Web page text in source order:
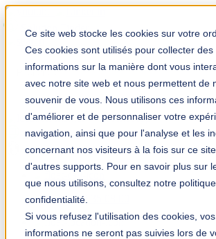
Ce site web stocke les cookies sur votre
Ces cookies sont utilisés pour collecter des
informations sur la manière dont vous
avec notre site web et nous permettent de
souvenir de vous. Nous utilisons ces
d'améliorer et de personnaliser votre
navigation, ainsi que pour l'analyse et les
concernant nos visiteurs à la fois sur ce
d'autres supports. Pour en savoir plus sur
que nous utilisons, consultez notre
confidentialité.
Si vous refusez l'utilisation des cookies, vos
informations ne seront pas suivies lors de
Solution Finder
TKM App
fr
+33 (0) 3 28 35 08 00